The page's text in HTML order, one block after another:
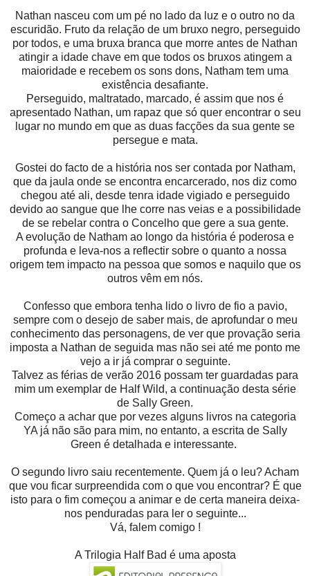
Nathan nasceu com um pé no lado da luz e o outro no da
escuridão. Fruto da relação de um bruxo negro, perseguido
por todos, e uma bruxa branca que morre antes de Nathan
atingir a idade chave em que todos os bruxos atingem a
maioridade e recebem os sons dons, Natham tem uma
existência desafiante.
Perseguido, maltratado, marcado, é assim que nos é
apresentado Nathan, um rapaz que só quer encontrar o seu
lugar no mundo em que as duas facções da sua gente se
persegue e mata.
Gostei do facto de a história nos ser contada por Natham,
que da jaula onde se encontra encarcerado, nos diz como
chegou até ali, desde tenra idade vigiado e perseguido
devido ao sangue que lhe corre nas veias e a possibilidade
de se rebelar contra o Concelho que gere a sua gente.
A evolução de Natham ao longo da história é poderosa e
profunda e leva-nos a reflectir sobre o quanto a nossa
origem tem impacto na pessoa que somos e naquilo que os
outros vêm em nós.
Confesso que embora tenha lido o livro de fio a pavio,
sempre com o desejo de saber mais, de aprofundar o meu
conhecimento das personagens, de ver que provação seria
imposta a Nathan de seguida mas não sei até me ponto me
vejo a ir já comprar o seguinte.
Talvez as férias de verão 2016 possam ter guardadas para
mim um exemplar de Half Wild, a continuação desta série
de Sally Green.
Começo a achar que por vezes alguns livros na categoria
YA já não são para mim, no entanto, a escrita de Sally
Green é detalhada e interessante.
O segundo livro saiu recentemente. Quem já o leu? Acham
que vou ficar surpreendida com o que vou encontrar? É que
isto para o fim começou a animar e de certa maneira deixa-
nos penduradas para ler o seguinte...
Vá, falem comigo !
A Trilogia Half Bad é uma aposta